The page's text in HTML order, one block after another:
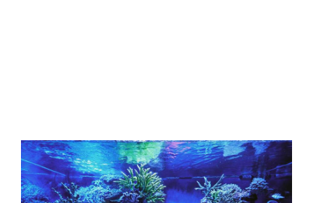
http://www.Meerwasser-Lexikon.de/
Nun wünschen wir Ihnen viel Freude und Spaß an dem